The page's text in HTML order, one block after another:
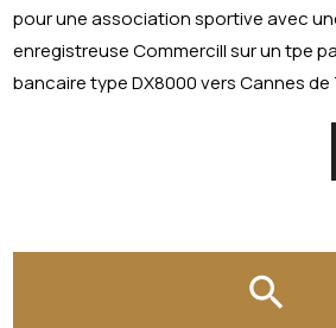
pour une association sportive avec
enregistreuse Commercill sur un tpe
bancaire type DX8000 vers Cannes de